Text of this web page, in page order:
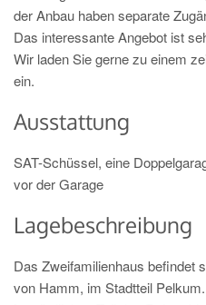
der Anbau haben separate
Das interessante Angebot ist
Wir laden Sie gerne zu einem
ein.
Ausstattung
SAT-Schüssel, eine
vor der Garage
Lagebeschreibung
Das Zweifamilienhaus befindet
von Hamm, im Stadtteil